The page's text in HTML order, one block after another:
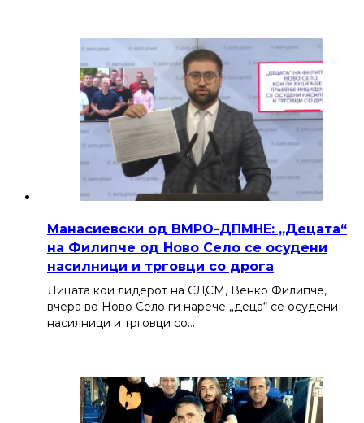
Манасиевски од ВМРО-ДПМНЕ: „Децата“
на Филипче од Ново Село се осудени
насилници и трговци со дрога
Лицата кои лидерот на СДСМ, Венко Филипче,
вчера во Ново Село ги нарече „деца“ се осудени
насилници и трговци со…